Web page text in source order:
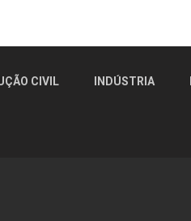
CIVIL INDÚSTRIA